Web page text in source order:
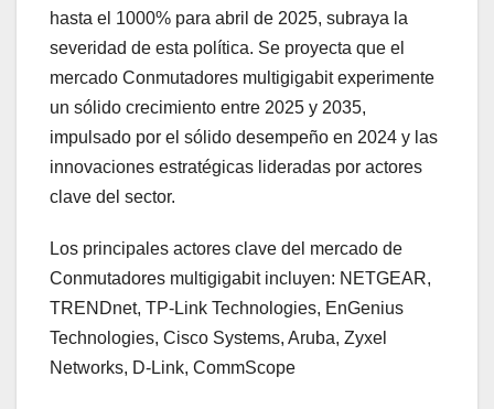
hasta el 1000% para abril de 2025, subraya la
severidad de esta política. Se proyecta que el
mercado Conmutadores multigigabit experimente
un sólido crecimiento entre 2025 y 2035,
impulsado por el sólido desempeño en 2024 y las
innovaciones estratégicas lideradas por actores
clave del sector.
Los principales actores clave del mercado de
Conmutadores multigigabit incluyen: NETGEAR,
TRENDnet, TP-Link Technologies, EnGenius
Technologies, Cisco Systems, Aruba, Zyxel
Networks, D-Link, CommScope